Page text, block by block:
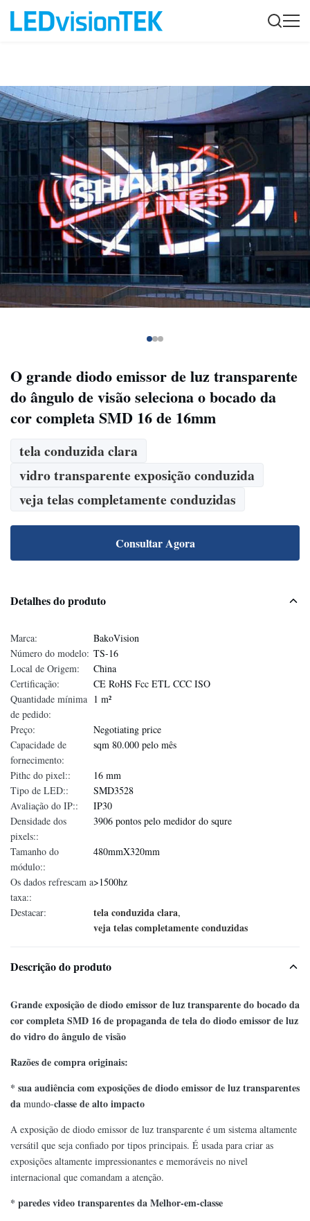
O grande diodo emissor de luz transparente
do ângulo de visão seleciona o bocado da
cor completa SMD 16 de 16mm
tela conduzida clara
vidro transparente exposição conduzida
veja telas completamente conduzidas
Consultar Agora
Detalhes do produto
Marca:
BakoVision
Número do modelo: TS-16
Local de Origem:
China
Certificação:
CE RoHS Fcc ETL CCC ISO
Quantidade mínima
de pedido:
1 m²
Preço:
Negotiating price
Capacidade de
fornecimento:
sqm 80.000 pelo mês
Pithc do pixel::
16 mm
Tipo de LED::
SMD3528
Avaliação do IP::
IP30
Densidade dos
pixels::
3906 pontos pelo medidor do squre
Tamanho do
módulo::
480mmX320mm
Os dados refrescam a
taxa::
>1500hz
Destacar: tela conduzida clara,
veja telas completamente conduzidas
Descrição do produto
Grande exposição de diodo emissor de luz transparente do bocado da
cor completa SMD 16 de propaganda de tela do diodo emissor de luz
do vidro do ângulo de visão
Razões de compra originais:
* sua audiência com exposições de diodo emissor de luz transparentes
da mundo-classe de alto impacto
A exposição de diodo emissor de luz transparente é um sistema altamente
versátil que seja confiado por tipos principais. É usada para criar as
exposições altamente impressionantes e memoráveis no nivel
internacional que comandam a atenção.
* paredes video transparentes da Melhor-em-classe